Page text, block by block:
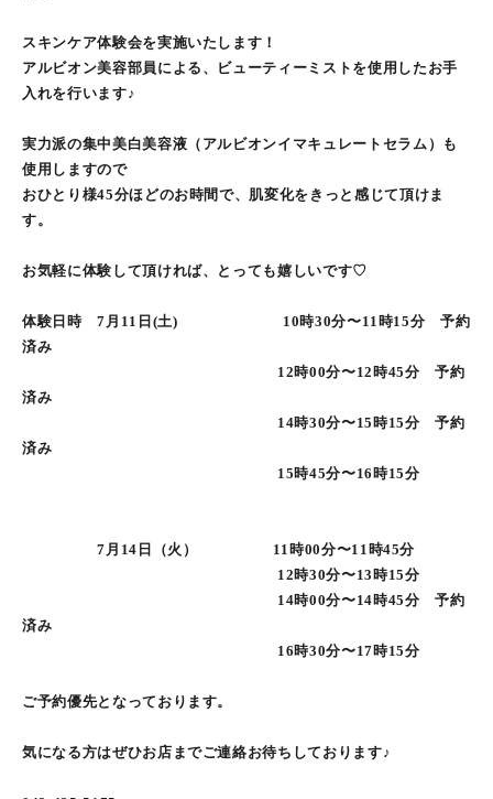
スキンケア体験会を実施いたします！
アルビオン美容部員による、ビューティーミストを使用したお手
入れを行います♪
実力派の集中美白美容液（アルビオンイマキュレートセラム）も
使用しますので
おひとり様45分ほどのお時間で、肌変化をきっと感じて頂けま
す。
お気軽に体験して頂ければ、とっても嬉しいです♡
体験日時 7月11日(土) 10時30分〜11時15分 予約
済み
12時00分〜12時45分 予約
済み
14時30分〜15時15分 予約
済み
15時45分〜16時15分
7月14日（火） 11時00分〜11時45分
12時30分〜13時15分
14時00分〜14時45分 予約
済み
16時30分〜17時15分
ご予約優先となっております。
気になる方はぜひお店までご連絡お待ちしております♪